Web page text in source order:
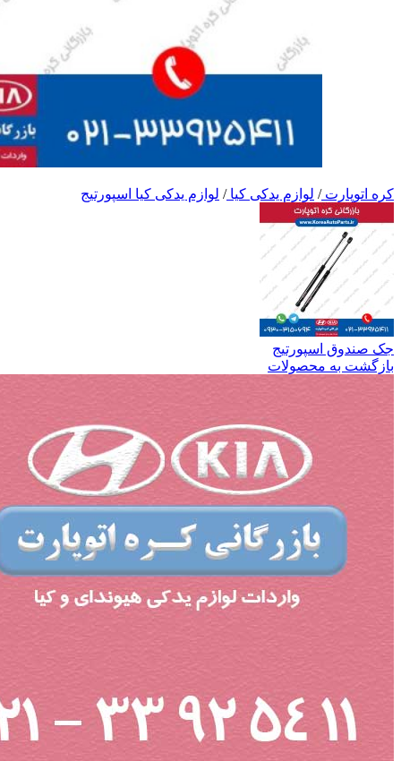
کره اتوپارت/ لوازم یدکی کیا/ لوازم یدکی کیا اسپورتیج
جک صندوق اسپورتیج
بازگشت به محصولات